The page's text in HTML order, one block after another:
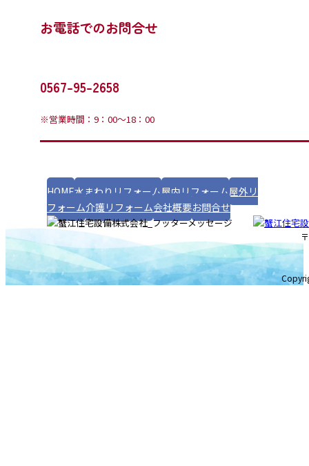
お電話でのお問合せ
0567-95-2658
※営業時間：9：00～18：00
HOME水まわりリフォーム屋内リフォーム屋外リ
フォーム介護リフォーム会社概要お問合せ